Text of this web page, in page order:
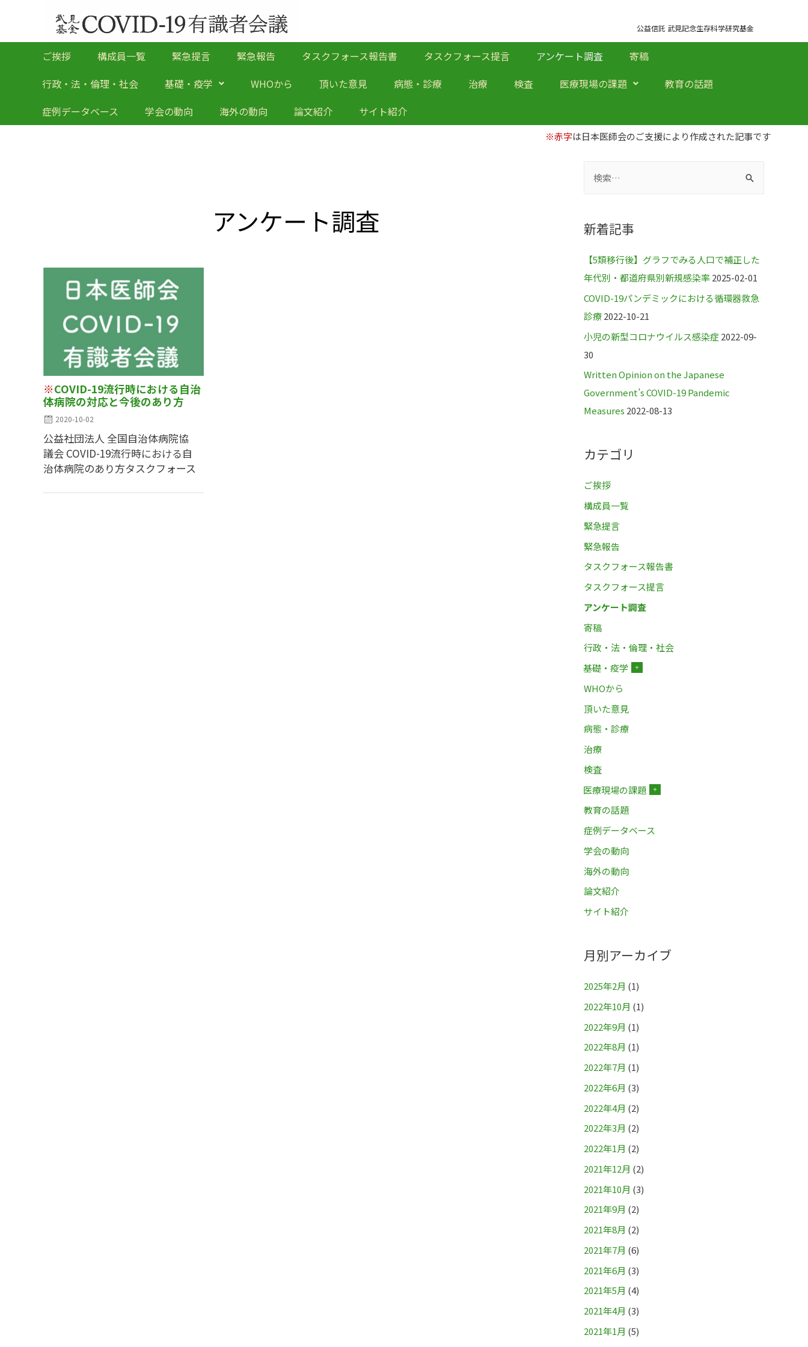
公益信託 武見記念生存科学研究基金
ご挨拶 構成員一覧 緊急提言 緊急報告 タスクフォース報告書 タスクフォース提言 アンケート調査
寄稿
行政・法・倫理・社会
基礎・疫学 WHOから 頂いた意見 病態・診療 治療 検査 医療現場の課題
教育の話題
症例データベース
学会の動向 海外の動向 論文紹介 サイト紹介
※赤字は日本医師会のご支援により作成された記事です
アンケート調査
※COVID-19流行時における自治
体病院の対応と今後のあり方
2020-10-02
公益社団法人 全国自治体病院協
議会 COVID-19流行時における自
治体病院のあり方タスクフォース
新着記事
【5類移行後】グラフでみる人口で補正した
年代別・都道府県別新規感染率2025-02-01
COVID-19パンデミックにおける循環器救急
診療2022-10-21
小児の新型コロナウイルス感染症2022-09-
30
Written Opinion on the Japanese
Government’s COVID-19 Pandemic
Measures 2022-08-13
カテゴリ
ご挨拶
構成員一覧
緊急提言
緊急報告
タスクフォース報告書
タスクフォース提言
アンケート調査
寄稿
行政・法・倫理・社会
基礎・疫学
＋
WHOから
頂いた意見
病態・診療
治療
検査
医療現場の課題
＋
教育の話題
症例データベース
学会の動向
海外の動向
論文紹介
サイト紹介
月別アーカイブ
2025年2月 (1)
2022年10月 (1)
2022年9月 (1)
2022年8月 (1)
2022年7月 (1)
2022年6月 (3)
2022年4月 (2)
2022年3月 (2)
2022年1月 (2)
2021年12月 (2)
2021年10月 (3)
2021年9月 (2)
2021年8月 (2)
2021年7月 (6)
2021年6月 (3)
2021年5月 (4)
2021年4月 (3)
2021年1月 (5)